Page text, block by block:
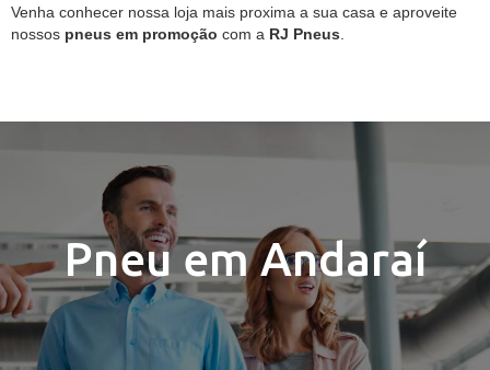
Venha conhecer nossa loja mais proxima a sua casa e aproveite
nossos pneus em promoção com a RJ Pneus
Pneu em Andaraí